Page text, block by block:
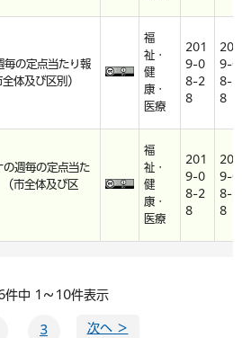
毎の定点当たり報
体及び区別）
福
祉・
健
康・
医療
201
9-0
8-2
8
201
9-0
8-2
8
の週毎の定点当た
（市全体及び区
福
祉・
健
康・
医療
201
9-0
8-2
8
201
9-0
8-2
8
件中 1～10件表示
3 次へ ＞